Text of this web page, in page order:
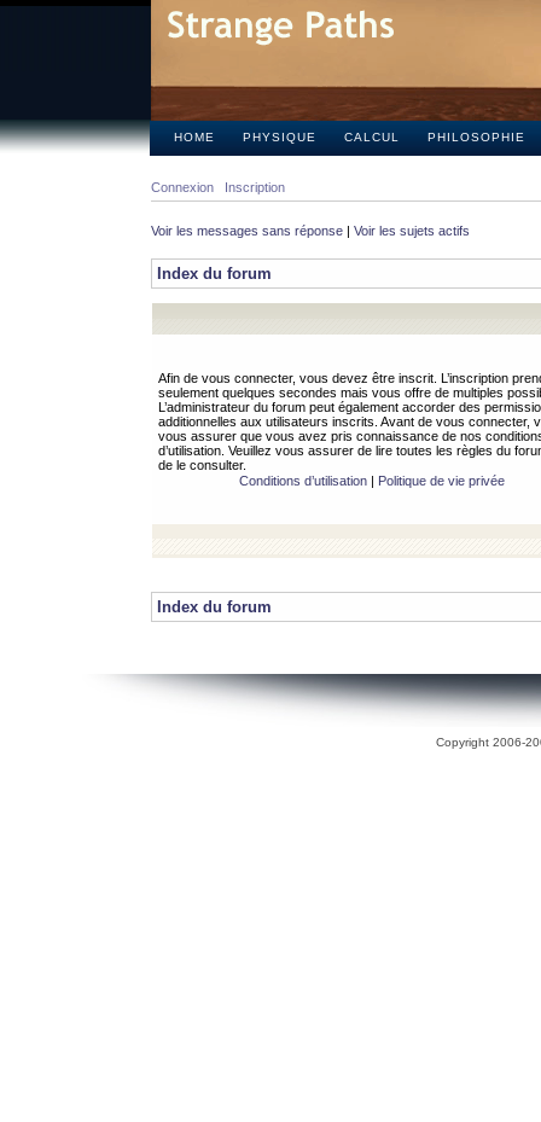
HOME PHYSIQUE CALCUL PHILOSOPHIE
Connexion Inscription
Voir les messages sans réponse | Voir les sujets actifs
Index du forum
Afin de vous connecter, vous devez être inscrit. L’inscription
seulement quelques secondes mais vous offre de multiples
L’administrateur du forum peut également accorder des
additionnelles aux utilisateurs inscrits. Avant de vous connecter,
vous assurer que vous avez pris connaissance de nos
d’utilisation. Veuillez vous assurer de lire toutes les règles du
de le consulter.
Conditions d’utilisation| Politique de vie privée
Index du forum
Copyright 2006-